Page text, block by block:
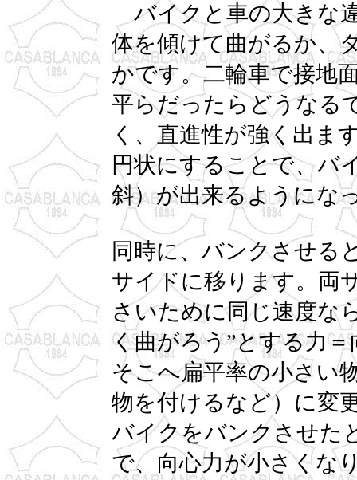
バイクと車の大きな
体を傾けて曲がるか、
かです。二輪車で接地
平らだったらどうなる
く、直進性が強く出ま
円状にすることで、バ
斜）が出来るようにな
同時に、バンクさせる
サイドに移ります。両
さいために同じ速度な
く曲がろう”とする力
そこへ扁平率の小さい
物を付けるなど）に変
バイクをバンクさせた
で、向心力が小さくな